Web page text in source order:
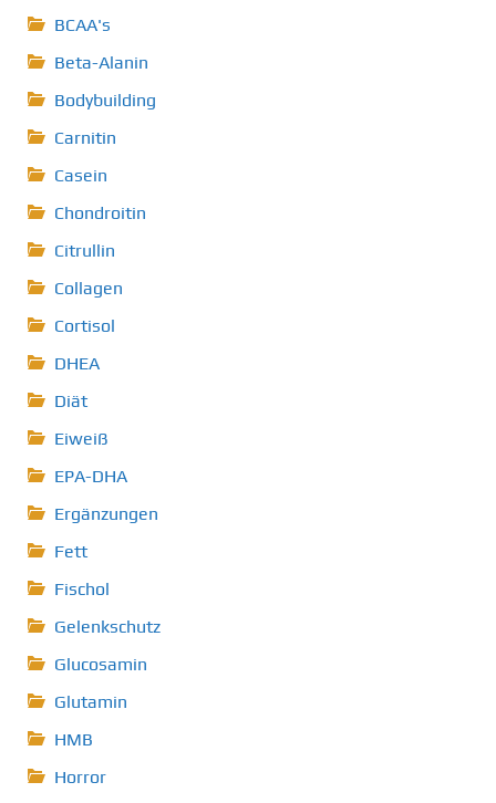
BCAA's
Beta-Alanin
Bodybuilding
Carnitin
Casein
Chondroitin
Citrullin
Collagen
Cortisol
DHEA
Diät
Eiweiß
EPA-DHA
Ergänzungen
Fett
Fischol
Gelenkschutz
Glucosamin
Glutamin
HMB
Horror